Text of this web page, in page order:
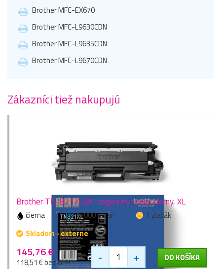
Brother MFC-EX670
Brother MFC-L9630CDN
Brother MFC-L9635CDN
Brother MFC-L9670CDN
Zákazníci tiež nakupujú
Brother TN-821XLBK, originálny toner, čierny, XL
čierna 12000 stran
1 zlaťák
Skladom - externe
145,76 €
118,51 € bez DPH - + DO KOŠÍKA